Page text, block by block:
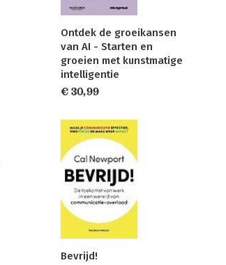
Ontdek de groeikansen
van AI - Starten en
groeien met kunstmatige
intelligentie
€ 30,99
Bevrijd!